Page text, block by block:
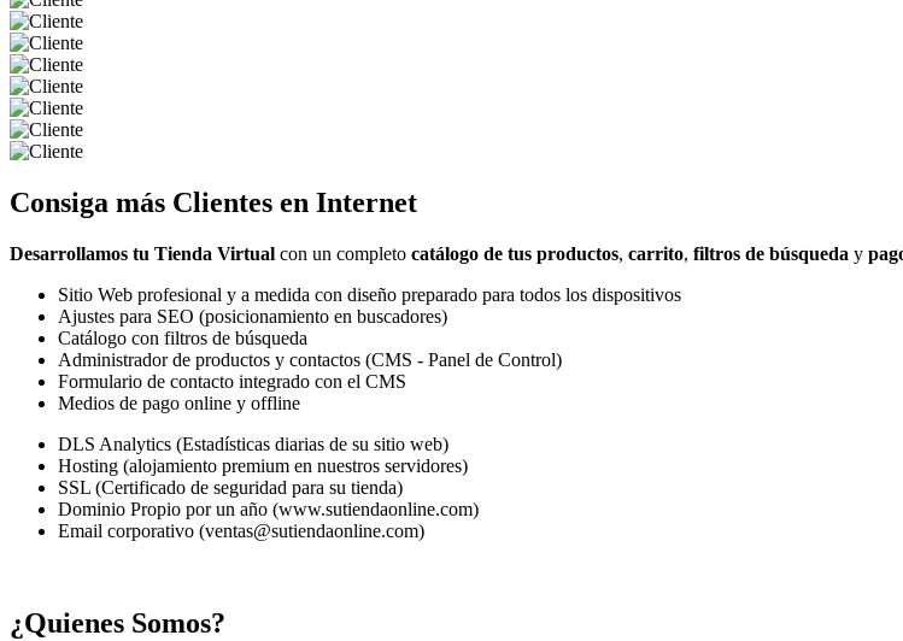
Consiga más Clientes en Internet
Desarrollamos tu Tienda Virtual con un completo catálogo de tus productos, carrito, filtros de búsqueda y
Sitio Web profesional y a medida con diseño preparado para todos los dispositivos
Ajustes para SEO (posicionamiento en buscadores)
Catálogo con filtros de búsqueda
Administrador de productos y contactos (CMS - Panel de Control)
Formulario de contacto integrado con el CMS
Medios de pago online y offline
DLS Analytics (Estadísticas diarias de su sitio web)
Hosting (alojamiento premium en nuestros servidores)
SSL (Certificado de seguridad para su tienda)
Dominio Propio por un año (www.sutiendaonline.com)
Email corporativo (ventas@sutiendaonline.com)
¿Quienes Somos?